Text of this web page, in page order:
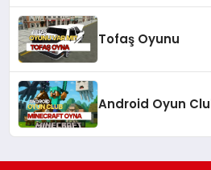
Tofaş Oyunu
Android Oyun